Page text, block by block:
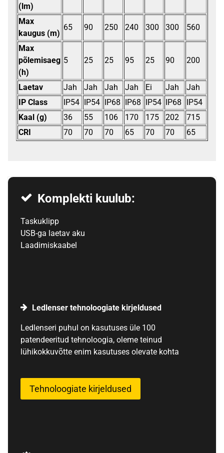
(lm)
Max
kaugus (m)
65 90 250 240 300 300 560
Max
põlemisaeg
(h)
5 25 25 95 25 90 200
Laetav Jah Jah Jah Jah Ei Jah
Jah
IP Class
IP54 IP54 IP68 IP68 IP54 IP68
IP54
Kaal (g)
36 55 106 170 175 202
715
CRI
70 70 70 65 70 70 65
Komplekti kuulub:
Taskuklipp
USB-ga laetav aku
Laadimiskaabel
Ledlenser tehnoloogiate kirjeldused
Ledlenseri puhul on kasutuses üle 100
patendeeritud tehnoloogia, oleme teinud
lühikokkuvõtte enim kasutuses olevate kohta
Tehnoloogiate kirjeldused